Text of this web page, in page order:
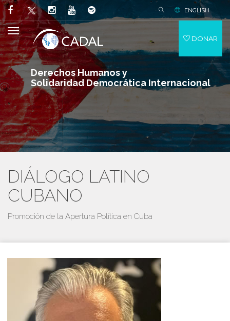
Derechos Humanos y
Solidaridad Democrática Internacional
ENGLISH
DONAR
DIÁLOGO LATINO
CUBANO
Promoción de la Apertura Política en Cuba